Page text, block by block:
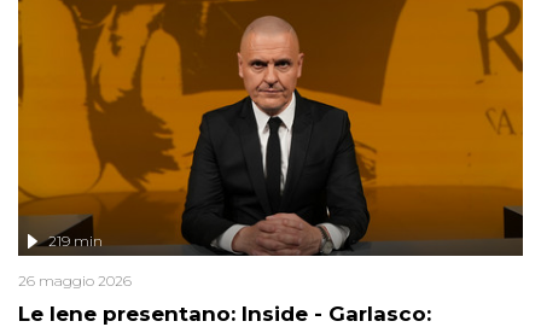
Le Iene presentano: Inside - Garlasco:
219 min
26 maggio 2026